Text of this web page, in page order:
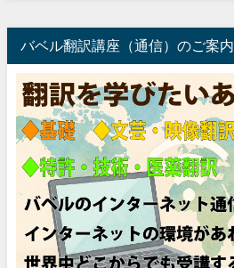
バベル翻訳講座（通信）のご案内